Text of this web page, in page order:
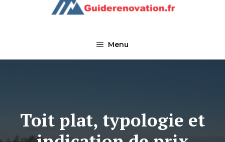
Menu
Toit plat, typologie et